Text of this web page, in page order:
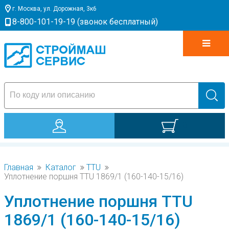
г. Москва, ул. Дорожная, 3к6
8-800-101-19-19 (звонок бесплатный)
Главная Каталог
TTU
Уплотнение поршня TTU 1869/1 (160-140-15/16)
Уплотнение поршня TTU
1869/1 (160-140-15/16)